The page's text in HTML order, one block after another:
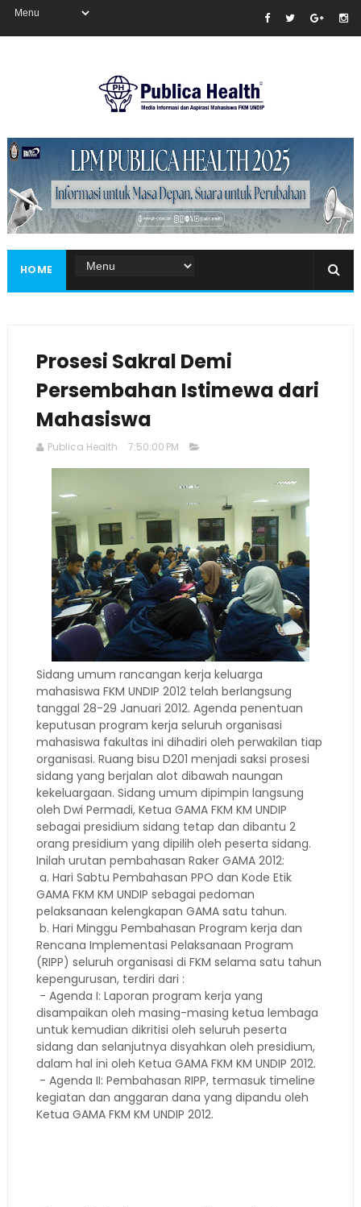
Masukkan iklan disini!
HOME
Prosesi Sakral Demi
Persembahan Istimewa dari
Mahasiswa
Publica Health 7:50:00 PM
Sidang umum rancangan kerja keluarga
mahasiswa FKM UNDIP 2012 telah berlangsung
tanggal 28-29 Januari 2012. Agenda penentuan
keputusan program kerja seluruh organisasi
mahasiswa fakultas ini dihadiri oleh perwakilan tiap
organisasi. Ruang bisu D201 menjadi saksi prosesi
sidang yang berjalan alot dibawah naungan
kekeluargaan. Sidang umum dipimpin langsung
oleh Dwi Permadi, Ketua GAMA FKM KM UNDIP
sebagai presidium sidang tetap dan dibantu 2
orang presidium yang dipilih oleh peserta sidang.
Inilah urutan pembahasan Raker GAMA 2012:
a. Hari Sabtu Pembahasan PPO dan Kode Etik
GAMA FKM KM UNDIP sebagai pedoman
pelaksanaan kelengkapan GAMA satu tahun.
b. Hari Minggu Pembahasan Program kerja dan
Rencana Implementasi Pelaksanaan Program
(RIPP) seluruh organisasi di FKM selama satu tahun
kepengurusan, terdiri dari :
- Agenda I: Laporan program kerja yang
disampaikan oleh masing-masing ketua lembaga
untuk kemudian dikritisi oleh seluruh peserta
sidang dan selanjutnya disyahkan oleh presidium,
dalam hal ini oleh Ketua GAMA FKM KM UNDIP 2012.
- Agenda II: Pembahasan RIPP, termasuk timeline
kegiatan dan anggaran dana yang dipandu oleh
Ketua GAMA FKM KM UNDIP 2012.